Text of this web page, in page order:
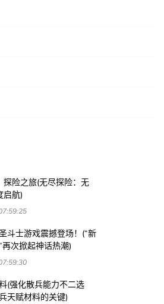
探险之旅(无尽探险：无
启航)
斗士游戏震撼登场！(“新
次掀起神话热潮)
(强化散兵能力不二选
天赋材料的关键)